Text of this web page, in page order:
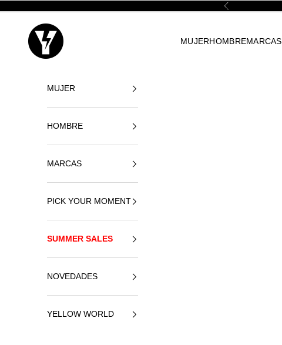
Precedente
Yellowshop
MUJERHOMBREMARCAS
MUJER
HOMBRE
MARCAS
PICK YOUR MOMENT
SUMMER SALES
NOVEDADES
YELLOW WORLD